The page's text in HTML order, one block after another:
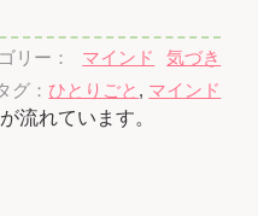
リー： マインド
気づき
グ：ひとりごと , マインド
流れています。